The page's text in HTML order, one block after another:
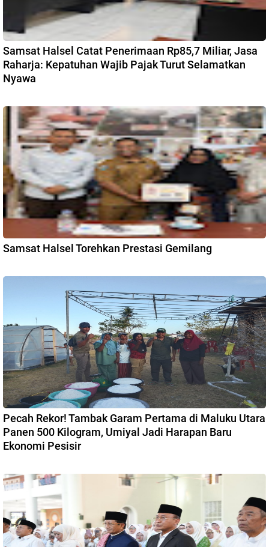
Samsat Halsel Catat Penerimaan Rp85,7 Miliar, Jasa
Raharja: Kepatuhan Wajib Pajak Turut Selamatkan
Nyawa
Samsat Halsel Torehkan Prestasi Gemilang
Pecah Rekor! Tambak Garam Pertama di Maluku Utara
Panen 500 Kilogram, Umiyal Jadi Harapan Baru
Ekonomi Pesisir